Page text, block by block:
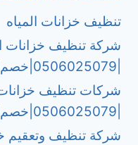
تنظيف خزانات المياه
شركة تنظيف خزانات
شركات تنظيف
شركة تنظيف وتعقيم